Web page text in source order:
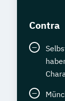
Contra